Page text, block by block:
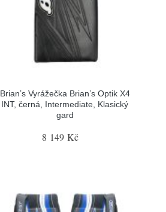
Brian’s Vyrážečka Brian’s Optik X4
INT, černá, Intermediate, Klasický
gard
8 149 Kč